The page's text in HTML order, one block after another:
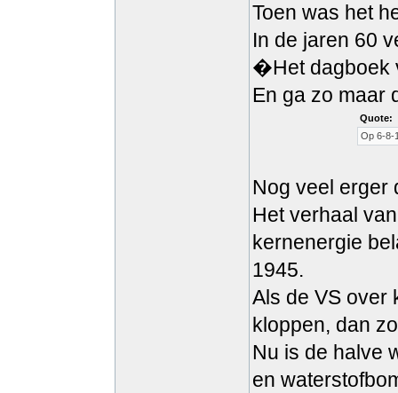
Toen was het
In de jaren 60
�Het dagboek
En ga zo maar
Quote:
Op 6-8-
Nog veel
Het verhaal
kernenergie
1945.
Als de VS over
kloppen, dan
Nu is de halve
en